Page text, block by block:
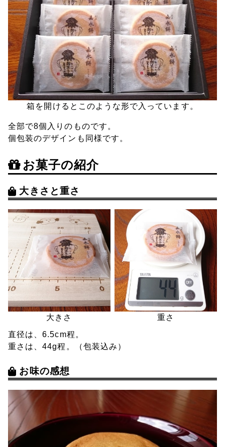
箱を開けるとこのような形で入っています。
全部で8個入りのものです。
個包装のデザインも同様です。
お菓子の紹介
大きさと重さ
大きさ
重さ
直径は、6.5cm程。
重さは、44g程。（包装込み）
お味の感想